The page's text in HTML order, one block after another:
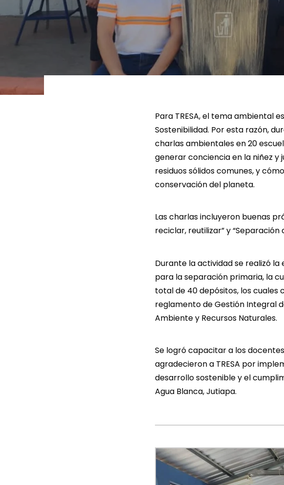
LEER MÁS
Para TRESA, el tema ambiental
Sostenibilidad. Por esta razón,
charlas ambientales en 20
generar conciencia en la niñez
residuos sólidos comunes, y
conservación del planeta.
Las charlas incluyeron buenas
reciclar, reutilizar” y “Separación
Durante la actividad se realizó
para la separación primaria, la
total de 40 depósitos, los cuales
reglamento de Gestión Integral
Ambiente y Recursos Naturales.
Se logró capacitar a los
agradecieron a TRESA por
desarrollo sostenible y el
Agua Blanca, Jutiapa.